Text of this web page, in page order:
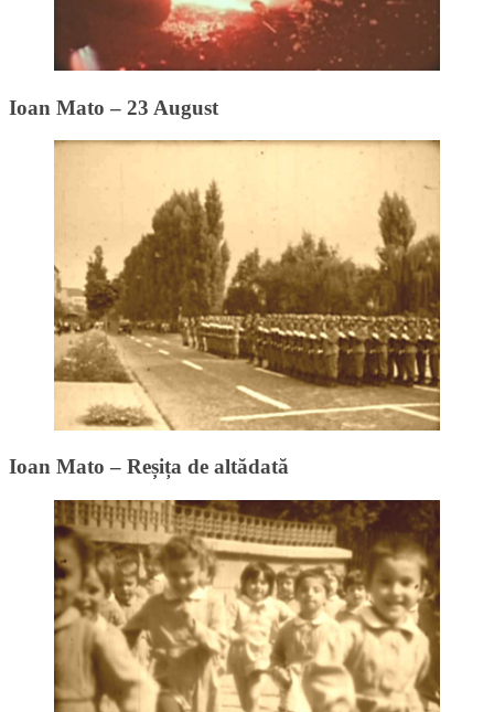
Ioan Mato – 23 August
Ioan Mato – Reșița de altădată